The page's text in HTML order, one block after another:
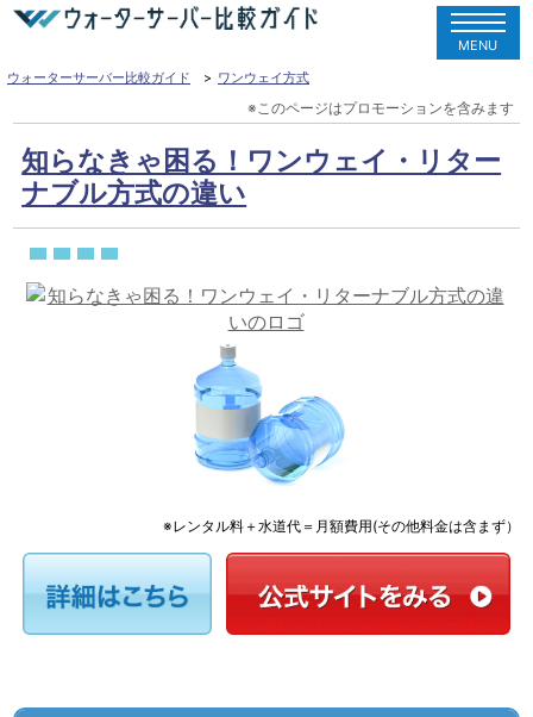
MENU
ウォーターサーバー比較ガイド
ワンウェイ方式
知らなきゃ困る！ワンウェイ・リター
ナブル方式の違い
※レンタル料＋水道代＝月額費用(その他料金は含まず）